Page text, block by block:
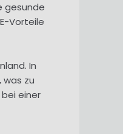
gesunde
Vorteile
In
zu
einer